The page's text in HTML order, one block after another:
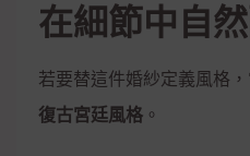
在細節中自
若要替這件婚紗定義風格
復古宮廷風格 。